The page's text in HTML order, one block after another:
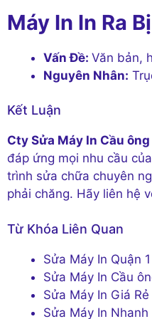
Máy In In Ra
Vấn Đề: Văn bản,
Nguyên Nhân:
Kết Luận
Cty Sửa Máy In Cầu ông
đáp ứng mọi nhu cầu
trình sửa chữa chuyên
phải chăng. Hãy liên hệ
Từ Khóa Liên Quan
Sửa Máy In Quận 1
Sửa Máy In Cầu
Sửa Máy In Giá Rẻ
Sửa Máy In Nhanh